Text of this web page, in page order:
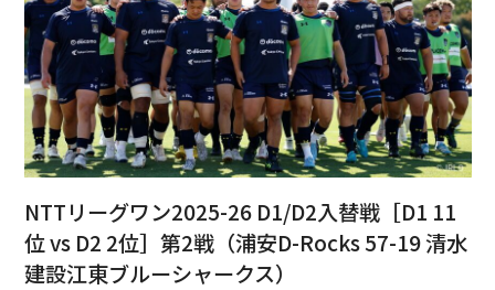
NTTリーグワン2025-26 D1/D2入替戦［D1 11
位 vs D2 2位］第2戦（浦安D-Rocks 57-19 清水
建設江東ブルーシャークス）